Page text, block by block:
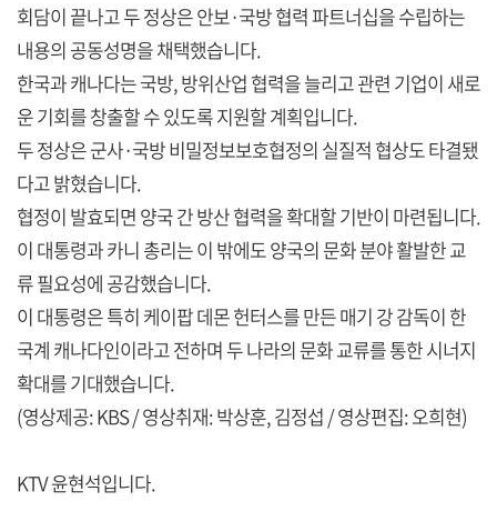
회담이 끝나고 두 정상은 안보·국방 협력 파트너십을 수립하는
내용의 공동성명을 채택했습니다.
한국과 캐나다는 국방, 방위산업 협력을 늘리고 관련 기업이 새로
운 기회를 창출할 수 있도록 지원할 계획입니다.
두 정상은 군사·국방 비밀정보보호협정의 실질적 협상도 타결됐
다고 밝혔습니다.
협정이 발효되면 양국 간 방산 협력을 확대할 기반이 마련됩니다.
이 대통령과 카니 총리는 이 밖에도 양국의 문화 분야 활발한 교
류 필요성에 공감했습니다.
이 대통령은 특히 케이팝 데몬 헌터스를 만든 매기 강 감독이 한
국계 캐나다인이라고 전하며 두 나라의 문화 교류를 통한 시너지
확대를 기대했습니다.
(영상제공: KBS / 영상취재: 박상훈, 김정섭 / 영상편집: 오희현)
KTV 윤현석입니다.